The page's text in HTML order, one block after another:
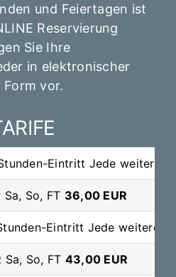
und Feiertagen ist
Reservierung
Sie Ihre
in elektronischer
vor.
Eintritt Jede weitere
Sa, So, FT 36,00 EUR
Eintritt Jede weitere
Sa, So, FT 43,00 EUR